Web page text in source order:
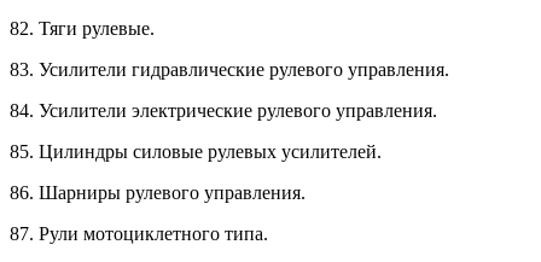
82. Тяги рулевые.
83. Усилители гидравлические рулевого управления.
84. Усилители электрические рулевого управления.
85. Цилиндры силовые рулевых усилителей.
86. Шарниры рулевого управления.
87. Рули мотоциклетного типа.